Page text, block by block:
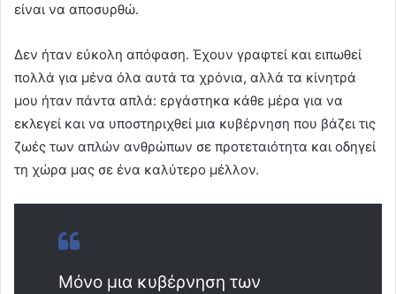
είναι να αποσυρθώ.
Δεν ήταν εύκολη απόφαση. Έχουν γραφτεί και ειπωθεί
πολλά για μένα όλα αυτά τα χρόνια, αλλά τα κίνητρά
μου ήταν πάντα απλά: εργάστηκα κάθε μέρα για να
εκλεγεί και να υποστηριχθεί μια κυβέρνηση που βάζει τις
ζωές των απλών ανθρώπων σε προτεταιότητα και οδηγεί
τη χώρα μας σε ένα καλύτερο μέλλον.
Μόνο μια κυβέρνηση των